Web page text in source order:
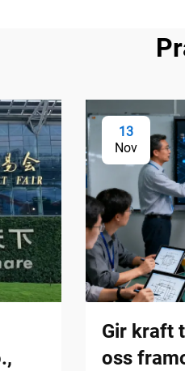
13
Nov
Gir kraft
oss